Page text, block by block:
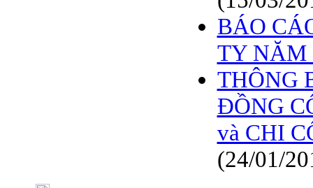
BÁO
TY NĂM
THÔNG
ĐỒNG
và CHI
(24/01/